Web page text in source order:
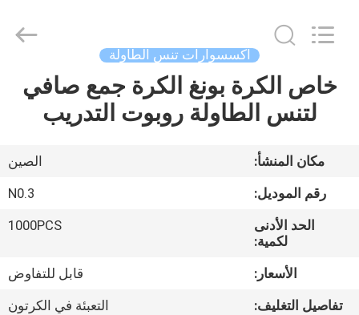
المنزل
حولنا
جولة
المصنع
Dunya
Reserved.
اكسسوارات تنس الطاولة
خاص الكرة بونغ الكرة جمع صافي
لتنس الطاولة روبوت التدريب
مكان المنشأ:
الصين
رقم الموديل:
N0.3
الحد الأدنى
لكمية:
1000PCS
الأسعار:
قابل للتفاوض
تفاصيل التغليف:
التعبئة في الكرتون